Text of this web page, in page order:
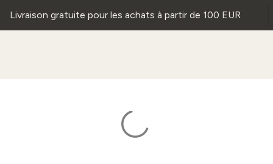
Livraison gratuite pour les achats à partir de 100 EUR